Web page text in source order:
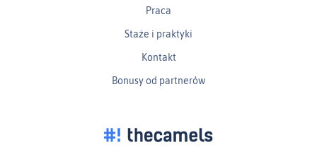
Praca
Staże i praktyki
Kontakt
Bonusy od partnerów